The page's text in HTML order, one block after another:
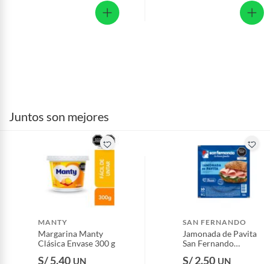
Juntos son mejores
MANTY
Margarina Manty
Clásica Envase 300 g
S/ 5.40 UN
SAN FERNANDO
Jamonada de Pavita
San Fernando
S/ 2.50 UN